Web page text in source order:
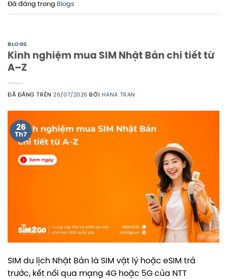
Đã đăng trong Blogs
BLOGS
Kinh nghiệm mua SIM Nhật Bản chi tiết từ
A–Z
ĐÃ ĐĂNG TRÊN26/07/2026 BỞI HANA TRAN
26
Th7
SIM du lịch Nhật Bản là SIM vật lý hoặc eSIM trả
trước, kết nối qua mạng 4G hoặc 5G của NTT